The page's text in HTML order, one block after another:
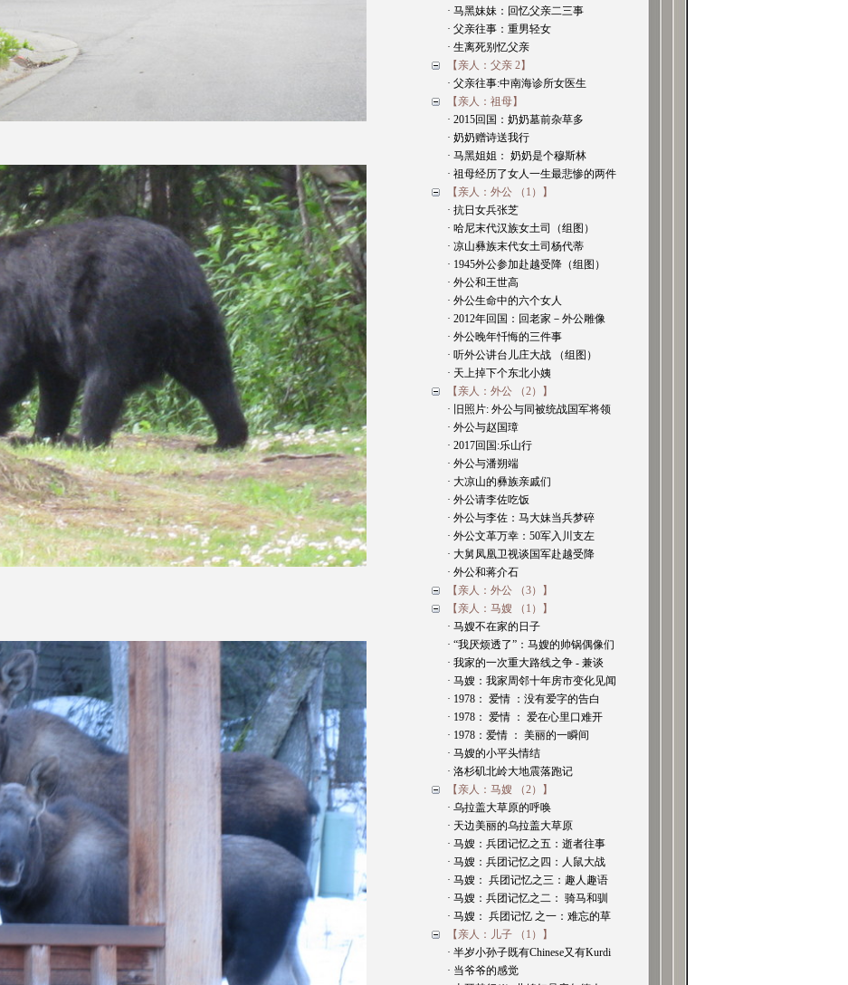
· 马黑妹妹：回忆父亲二三事
· 父亲往事：重男轻女
· 生离死别忆父亲
【亲人：父亲 2】
· 父亲往事:中南海诊所女医生
【亲人：祖母】
· 2015回国：奶奶墓前杂草多
· 奶奶赠诗送我行
· 马黑姐姐： 奶奶是个穆斯林
· 祖母经历了女人一生最悲惨的两件
【亲人：外公 （1）】
· 抗日女兵张芝
· 哈尼末代汉族女土司（组图）
· 凉山彝族末代女土司杨代蒂
· 1945外公参加赴越受降（组图）
· 外公和王世高
· 外公生命中的六个女人
· 2012年回国：回老家－外公雕像
· 外公晚年忏悔的三件事
· 听外公讲台儿庄大战 （组图）
· 天上掉下个东北小姨
【亲人：外公 （2）】
· 旧照片: 外公与同被统战国军将领
· 外公与赵国璋
· 2017回国:乐山行
· 外公与潘朔端
· 大凉山的彝族亲戚们
· 外公请李佐吃饭
· 外公与李佐：马大妹当兵梦碎
· 外公文革万幸：50军入川支左
· 大舅凤凰卫视谈国军赴越受降
· 外公和蒋介石
【亲人：外公 （3）】
【亲人：马嫂 （1）】
· 马嫂不在家的日子
· “我厌烦透了”：马嫂的帅锅偶像们
· 我家的一次重大路线之争 - 兼谈
· 马嫂：我家周邻十年房市变化见闻
· 1978： 爱情 ：没有爱字的告白
· 1978： 爱情 ： 爱在心里口难开
· 1978：爱情 ： 美丽的一瞬间
· 马嫂的小平头情结
· 洛杉矶北岭大地震落跑记
【亲人：马嫂 （2）】
· 乌拉盖大草原的呼唤
· 天边美丽的乌拉盖大草原
· 马嫂：兵团记忆之五：逝者往事
· 马嫂：兵团记忆之四：人鼠大战
· 马嫂： 兵团记忆之三：趣人趣语
· 马嫂：兵团记忆之二： 骑马和驯
· 马嫂： 兵团记忆 之一：难忘的草
【亲人：儿子 （1）】
· 半岁小孙子既有Chinese又有Kurdi
· 当爷爷的感觉